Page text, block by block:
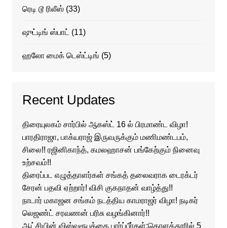
ரெடி டூ ரிலீஸ்(33)
ஷுட்டிங் ஸ்பாட்(11)
ஹலோ மைக் டெஸ்ட்டிங் (5)
Recent Updates
திரையுலகம் சார்பில் ஆகஸ்ட் 16 ல் பிரமாண்ட விழா!
பாரதிராஜா, பாக்யராஜ் இருவருக்கும் மணிமண்டபம்,
சிலை!! ரஜினிகாந்த், கமலஹாசன் பங்கேற்கும் நினைவு
உற்சவம்!!
திரைப்பட எழுத்தாளர்கள் சங்கத் தலைவராக டைரக்டர்
சேரன் பதவி ஏற்றார்! விசி குகநாதன் வாழ்த்து!!
நாடார் மகாஜன சங்கம் நடத்திய காமராஜர் விழா! நடிகர்
லெஜண்ட் சரவணன் பரிசு வழங்கினார்!!
ஆட்சியின் விஸ்வரூபத்தை பார்ப்பீர்கள்:கொளத்தூரில் 5